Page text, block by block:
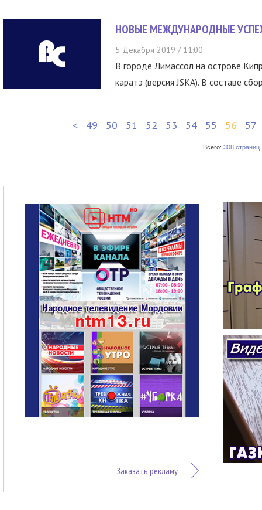
НОВЫЕ МЕЖДУНАРОДНЫЕ
5 Декабря 2019 / 11:00
В городе Лимассол на острове
каратэ (версия JSKA). В составе
< 49 50 51 52 53 54 55 56 57
Всего: 308 страниц
Заказать рекламу